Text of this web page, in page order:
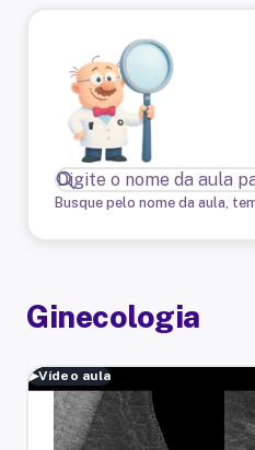
Busque pelo nome da aula,
Ginecologia
▶Vídeo aula